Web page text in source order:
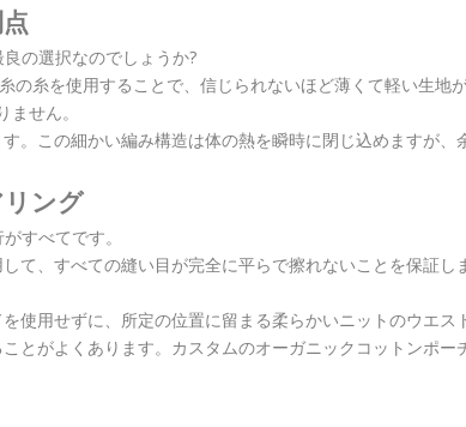
の選択なのでしょうか?
の糸を使用することで、信じられないほど薄くて軽い生地
せん。
。この細かい編み構造は体の熱を瞬時に閉じ込めますが
ング
すべてです。
て、すべての縫い目が完全に平らで擦れないことを保証
使用せずに、所定の位置に留まる柔らかいニットのウエス
とがよくあります。カスタムのオーガニックコットンポ